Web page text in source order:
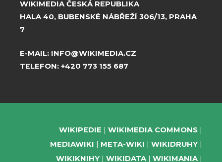
WIKIMEDIA ČESKÁ REPUBLIKA
HALA 40, BUBENSKÉ NÁBŘEŽÍ 306/13, PRAHA
7
E-MAIL: INFO@WIKIMEDIA.CZ
TELEFON: +420 773 155 687
WIKIPEDIE
WIKIMEDIA COMMONS
MEDIAWIKI
META-WIKI
WIKIDRUHY
WIKIKNIHY
WIKIDATA WIKIMANIA